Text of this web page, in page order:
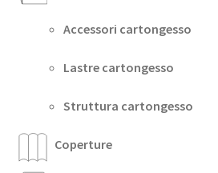
Accessori cartongesso
Lastre cartongesso
Struttura cartongesso
Coperture